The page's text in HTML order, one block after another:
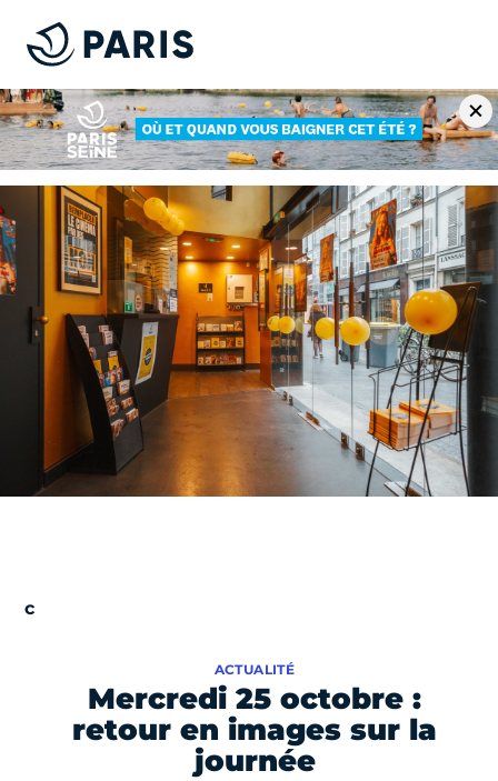
Mercredi 25 octobre :
retour en images sur la
journée
ACTUALITÉ